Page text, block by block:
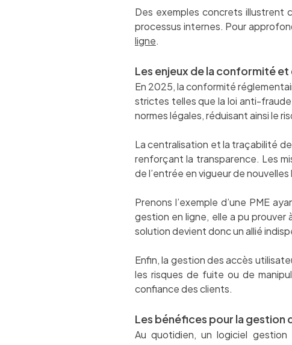
Des exemples concrets illustrent
processus internes. Pour
ligne.
Les enjeux de la conformité
En 2025, la conformité
strictes telles que la loi anti-fraude
normes légales, réduisant ainsi le
La centralisation et la traçabilité
renforçant la transparence. Les
de l’entrée en vigueur de nouvelles
Prenons l’exemple d’une PME
gestion en ligne, elle a pu
solution devient donc un allié
Enfin, la gestion des accès
les risques de fuite ou de
confiance des clients.
Les bénéfices pour la gestion
Au quotidien, un logiciel gestion